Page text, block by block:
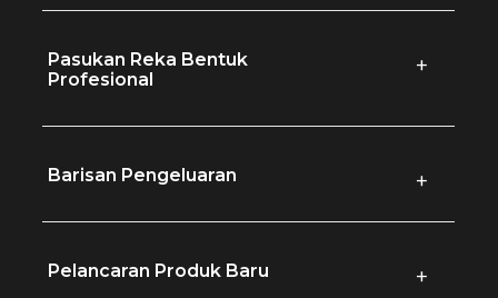
Pasukan Reka Bentuk
Profesional
+
Barisan Pengeluaran +
Pelancaran Produk Baru +